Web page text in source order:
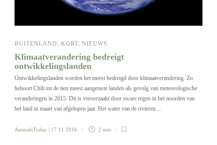
BUITENLAND, KORT, NIEUWS
Klimaatverandering bedreigt
ontwikkelingslanden
Ontwikkelingslanden worden het meest bedreigd door klimaatverandering. Zo
behoort Chili tot de tien meest aangetaste landen als gevolg van meteorologische
veranderingen in 2015. Dit is veroorzaakt door zware regen in het noorden van
het land in maart van afgelopen jaar. Het water van de rivieren…
AnimalsToday | 17 11 2016 2 min